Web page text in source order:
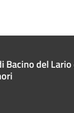
Bacino del Lario